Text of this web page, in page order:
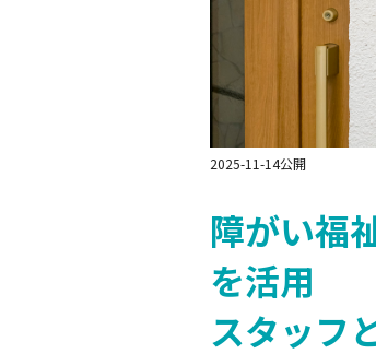
2025-11-14公開
障がい福
を活用
スタッフ